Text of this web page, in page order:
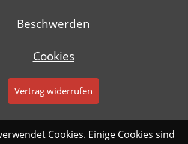
Beschwerden
Cookies
Vertrag widerrufen
Cookies. Einige Cookies sind